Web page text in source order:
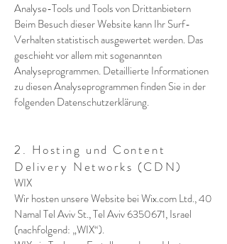
Analyse-Tools und Tools von Drittanbietern
Beim Besuch dieser Website kann Ihr Surf-
Verhalten statistisch ausgewertet werden. Das
geschieht vor allem mit sogenannten
Analyseprogrammen. Detaillierte Informationen
zu diesen Analyseprogrammen finden Sie in der
folgenden Datenschutzerklärung.
2. Hosting und Content
Delivery Networks (CDN)
WIX
Wir hosten unsere Website bei Wix.com Ltd., 40
Namal Tel Aviv St., Tel Aviv6350671, Israel
(nachfolgend: „WIX“).